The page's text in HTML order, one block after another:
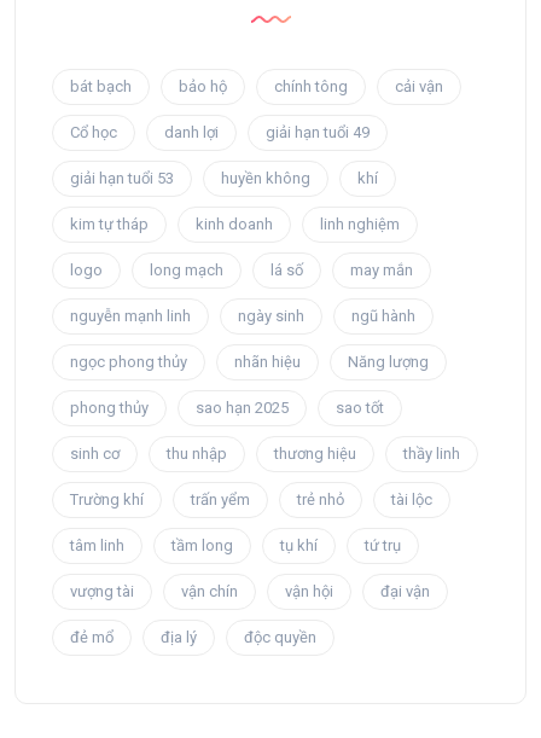
bát bạch bảo hộ chính tông cải vận
Cổ học danh lợi giải hạn tuổi 49
giải hạn tuổi 53 huyền không khí
kim tự tháp kinh doanh linh nghiệm
logo long mạch lá số may mắn
nguyễn mạnh linh ngày sinh ngũ hành
ngọc phong thủy nhãn hiệu Năng lượng
phong thủy sao hạn 2025 sao tốt
sinh cơ thu nhập thương hiệu thầy linh
Trường khí trấn yểm trẻ nhỏ tài lộc
tâm linh tầm long tụ khí tứ trụ
vượng tài vận chín vận hội đại vận
đẻ mổ địa lý độc quyền